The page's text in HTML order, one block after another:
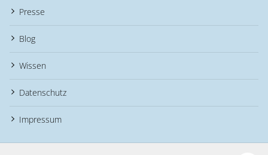
Presse
Blog
Wissen
Datenschutz
Impressum